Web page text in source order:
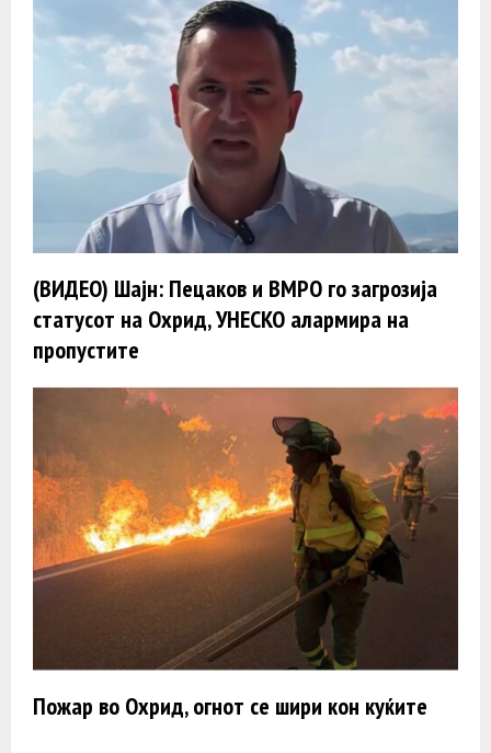
(ВИДЕО) Шајн: Пецаков и ВМРО го загрозија
статусот на Охрид, УНЕСКО алармира на
пропустите
Пожар во Охрид, огнот се шири кон куќите